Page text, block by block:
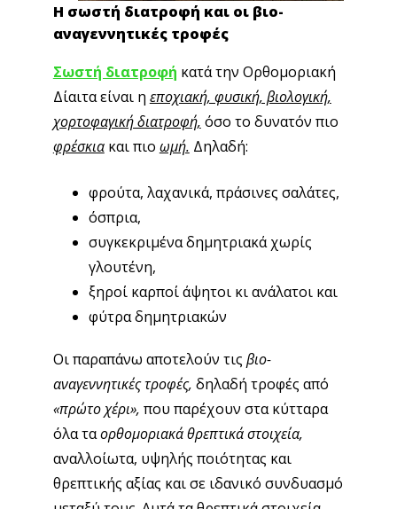
Η σωστή διατροφή και οι βιο-
αναγεννητικές τροφές
Σωστή διατροφή κατά την Ορθομοριακή
Δίαιτα είναι η εποχιακή, φυσική, βιολογική,
χορτοφαγική διατροφή, όσο το δυνατόν πιο
φρέσκιακαι πιο ωμή. Δηλαδή:
φρούτα, λαχανικά, πράσινες σαλάτες,
όσπρια,
συγκεκριμένα δημητριακά χωρίς
γλουτένη,
ξηροί καρποί άψητοι κι ανάλατοι και
φύτρα δημητριακών
Οι παραπάνω αποτελούν τις βιο-
αναγεννητικές τροφές, δηλαδή τροφές από
«πρώτο χέρι», που παρέχουν στα κύτταρα
όλα ταορθομοριακά θρεπτικά στοιχεία,
αναλλοίωτα, υψηλής ποιότητας και
θρεπτικής αξίας και σε ιδανικό συνδυασμό